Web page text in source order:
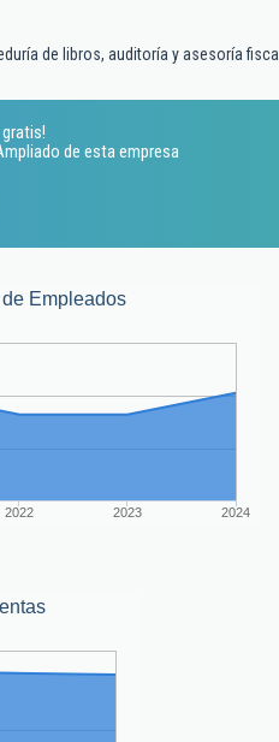
de libros, auditoría y asesoría fiscal
de esta empresa
Empleados
2022 2023 2024